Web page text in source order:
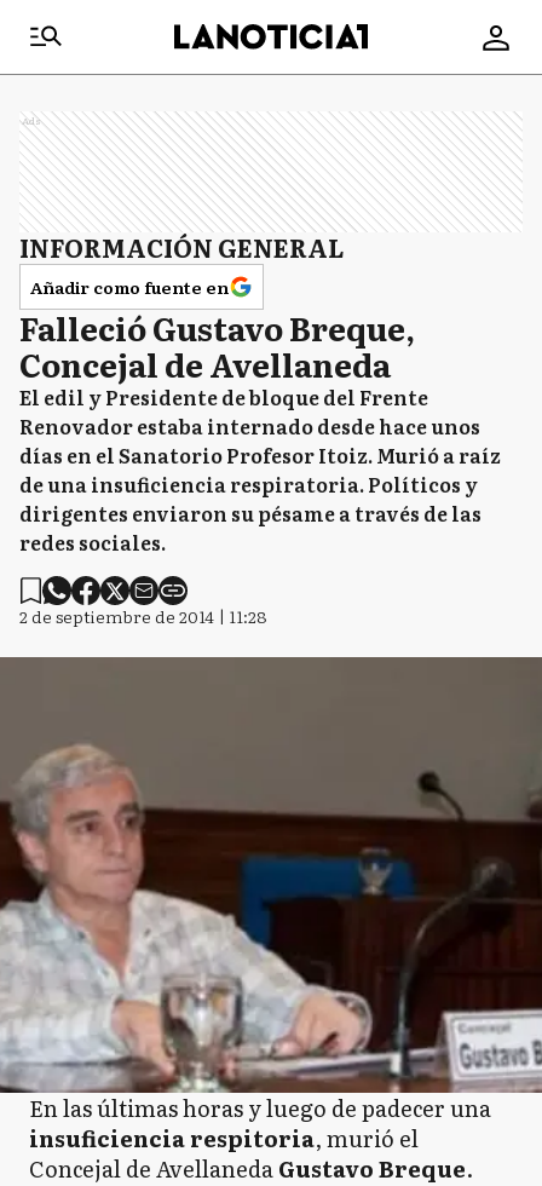
Ads
INFORMACIÓN GENERAL
Añadir como fuente en
Falleció Gustavo Breque,
Concejal de Avellaneda
El edil y Presidente de bloque del Frente
Renovador estaba internado desde hace unos
días en el Sanatorio Profesor Itoiz. Murió a raíz
de una insuficiencia respiratoria. Políticos y
dirigentes enviaron su pésame a través de las
redes sociales.
2 de septiembre de 2014 | 11:28
En las últimas horas y luego de padecer una
insuficiencia respitoria, murió el
Concejal de AvellanedaGustavo Breque.